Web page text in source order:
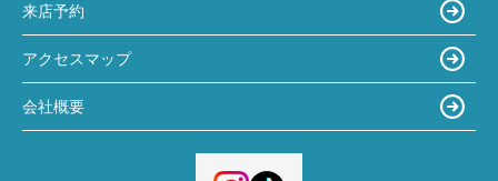
来店予約
アクセスマップ
会社概要